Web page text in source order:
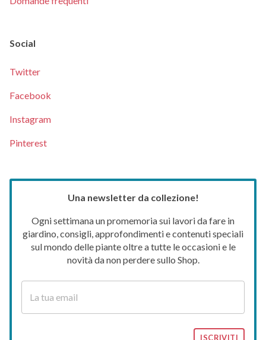
Social
Twitter
Facebook
Instagram
Pinterest
Una newsletter da collezione!
Ogni settimana un promemoria sui lavori da fare in
giardino, consigli, approfondimenti e contenuti speciali
sul mondo delle piante oltre a tutte le occasioni e le
novità da non perdere sullo Shop.
ISCRIVITI